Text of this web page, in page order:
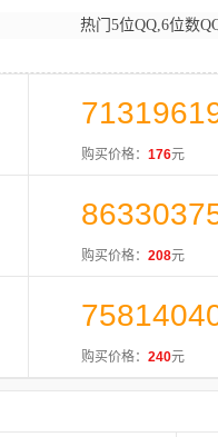
热门5位QQ,6位数
购买价格： 176元
购买价格： 208元
购买价格： 240元